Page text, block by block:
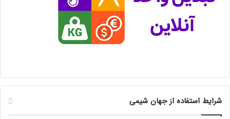
شرایط استفاده از جهان شیمی